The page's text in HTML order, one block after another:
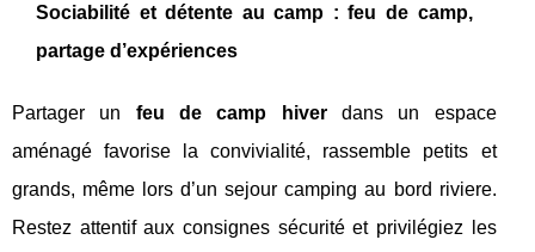
Sociabilité et détente au camp : feu de camp,
partage d’expériences
Partager un feu de camp hiverdans un espace
aménagé favorise la convivialité, rassemble petits et
grands, même lors d’un sejour camping au bord riviere.
Restez attentif aux consignes sécurité et privilégiez les